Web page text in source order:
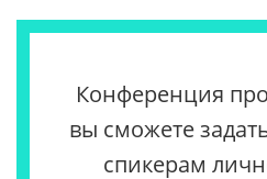
Конференция
вы сможете
спикерам